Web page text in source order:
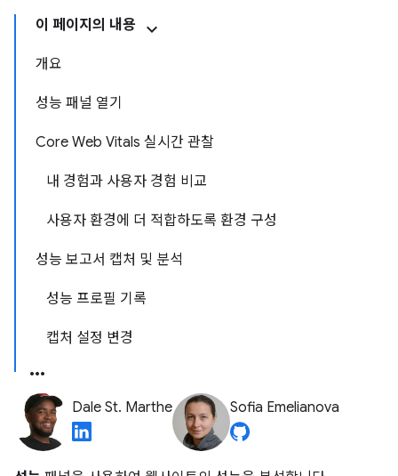
이 페이지의 내용
개요
성능 패널 열기
Core Web Vitals 실시간 관찰
내 경험과 사용자 경험 비교
사용자 환경에 더 적합하도록 환경 구성
성능 보고서 캡처 및 분석
성능 프로필 기록
캡처 설정 변경
Dale St. Marthe Sofia Emelianova